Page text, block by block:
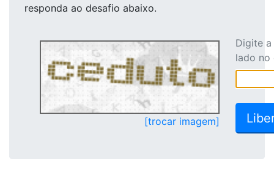
responda ao desafio abaixo.
[trocar imagem]
Digite
lado no